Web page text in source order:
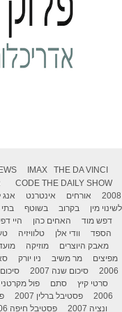
IMAX
THE DA VINCI
CODE THE DAILY SHOW
2008
אורחים אינטרנט אנג
לשינוי מין
בקרוב בשוטף בתי
דפש מוד
האחים כהן היי
הספד
וודי אלן טלוויזיה
מאבק היוצרים
מוזיקה
מפיצים
מר משיב ניו יורק
2006
סיכום שנה 2007 סיכום
סרטי קיץ
סתם פול מקרטני
2006
פסטיבל ברלין 2007
ונציה 2007
פסטיבל חיפה 2006